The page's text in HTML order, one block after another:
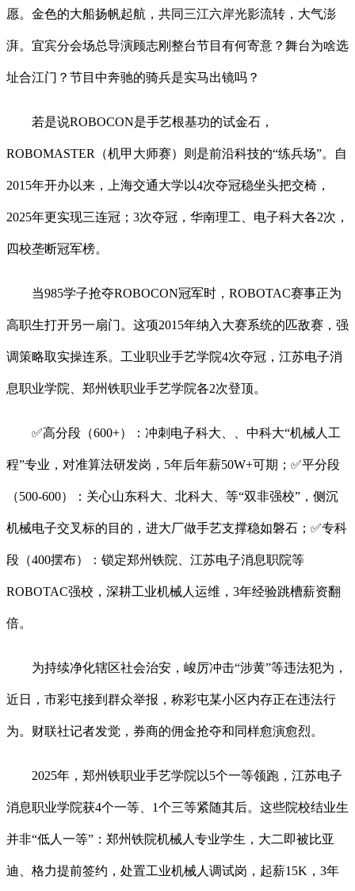
愿。金色的大船扬帆起航，共同三江六岸光影流转，大气澎
湃。宜宾分会场总导演顾志刚整台节目有何寄意？舞台为啥选
址合江门？节目中奔驰的骑兵是实马出镜吗？
若是说ROBOCON是手艺根基功的试金石，
ROBOMASTER（机甲大师赛）则是前沿科技的“练兵场”。自
2015年开办以来，上海交通大学以4次夺冠稳坐头把交椅，
2025年更实现三连冠；3次夺冠，华南理工、电子科大各2次，
四校垄断冠军榜。
当985学子抢夺ROBOCON冠军时，ROBOTAC赛事正为
高职生打开另一扇门。这项2015年纳入大赛系统的匹敌赛，强
调策略取实操连系。工业职业手艺学院4次夺冠，江苏电子消
息职业学院、郑州铁职业手艺学院各2次登顶。
✅高分段（600+）：冲刺电子科大、、中科大“机械人工
程”专业，对准算法研发岗，5年后年薪50W+可期；✅平分段
（500-600）：关心山东科大、北科大、等“双非强校”，侧沉
机械电子交叉标的目的，进大厂做手艺支撑稳如磐石；✅专科
段（400摆布）：锁定郑州铁院、江苏电子消息职院等
ROBOTAC强校，深耕工业机械人运维，3年经验跳槽薪资翻
倍。
为持续净化辖区社会治安，峻厉冲击“涉黄”等违法犯为，
近日，市彩屯接到群众举报，称彩屯某小区内存正在违法行
为。财联社记者发觉，券商的佣金抢夺和同样愈演愈烈。
2025年，郑州铁职业手艺学院以5个一等领跑，江苏电子
消息职业学院获4个一等、1个三等紧随其后。这些院校结业生
并非“低人一等”：郑州铁院机械人专业学生，大二即被比亚
迪、格力提前签约，处置工业机械人调试岗，起薪15K，3年